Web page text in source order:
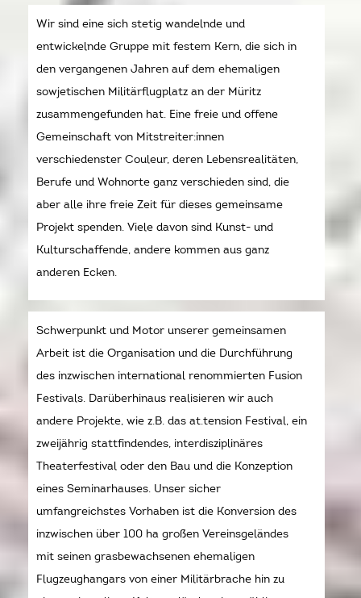
Wir sind eine sich stetig wandelnde und
entwickelnde Gruppe mit festem Kern, die sich in
den vergangenen Jahren auf dem ehemaligen
sowjetischen Militärflugplatz an der Müritz
zusammengefunden hat. Eine freie und offene
Gemeinschaft von Mitstreiter:innen
verschiedenster Couleur, deren Lebensrealitäten,
Berufe und Wohnorte ganz verschieden sind, die
aber alle ihre freie Zeit für dieses gemeinsame
Projekt spenden. Viele davon sind Kunst- und
Kulturschaffende, andere kommen aus ganz
anderen Ecken.
Schwerpunkt und Motor unserer gemeinsamen
Arbeit ist die Organisation und die Durchführung
des inzwischen international renommierten Fusion
Festivals. Darüberhinaus realisieren wir auch
andere Projekte, wie z.B. das at.tension Festival, ein
zweijährig stattfindendes, interdisziplinäres
Theaterfestival oder den Bau und die Konzeption
eines Seminarhauses. Unser sicher
umfangreichstes Vorhaben ist die Konversion des
inzwischen über 100 ha großen Vereinsgeländes
mit seinen grasbewachsenen ehemaligen
Flugzeughangars von einer Militärbrache hin zu